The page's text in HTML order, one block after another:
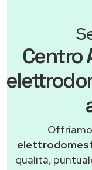
Centro
qualità,